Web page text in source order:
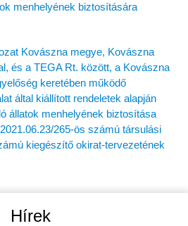
menhelyének biztosítására
Kovászna megye, Kovászna
és a TEGA Rt. között, a Kovászna
keretében működő
által kiállított rendeletek alapján
állatok menhelyének biztosítása
265-ös számú társulási
kiegészítő okirat-tervezetének
Hírek